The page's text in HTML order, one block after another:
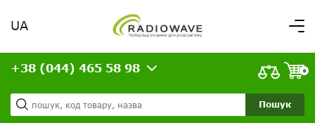
Вітаємо,
увійдіть в особистий кабінет
Доставка та оплата
Кредит
ВАШЕ ЗАМОВЛЕННЯ
UA
Пошук
+38 (044) 465 58 98 0